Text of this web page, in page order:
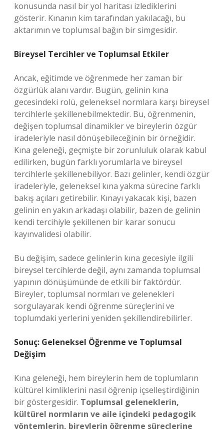
konusunda nasıl bir yol haritası izlediklerini
gösterir. Kınanın kim tarafından yakılacağı, bu
aktarımın ve toplumsal bağın bir simgesidir.
Bireysel Tercihler ve Toplumsal Etkiler
Ancak, eğitimde ve öğrenmede her zaman bir
özgürlük alanı vardır. Bugün, gelinin kına
gecesindeki rolü, geleneksel normlara karşı bireysel
tercihlerle şekillenebilmektedir. Bu, öğrenmenin,
değişen toplumsal dinamikler ve bireylerin özgür
iradeleriyle nasıl dönüşebileceğinin bir örneğidir.
Kına geleneği, geçmişte bir zorunluluk olarak kabul
edilirken, bugün farklı yorumlarla ve bireysel
tercihlerle şekillenebiliyor. Bazı gelinler, kendi özgür
iradeleriyle, geleneksel kına yakma sürecine farklı
bakış açıları getirebilir. Kınayı yakacak kişi, bazen
gelinin en yakın arkadaşı olabilir, bazen de gelinin
kendi tercihiyle şekillenen bir karar sonucu
kayınvalidesi olabilir.
Bu değişim, sadece gelinlerin kına gecesiyle ilgili
bireysel tercihlerde değil, aynı zamanda toplumsal
yapının dönüşümünde de etkili bir faktördür.
Bireyler, toplumsal normları ve gelenekleri
sorgulayarak kendi öğrenme süreçlerini ve
toplumdaki yerlerini yeniden şekillendirebilirler.
Sonuç: Geleneksel Öğrenme ve Toplumsal
Değişim
Kına geleneği, hem bireylerin hem de toplumların
kültürel kimliklerini nasıl öğrenip içselleştirdiğinin
bir göstergesidir. Toplumsal geleneklerin,
kültürel normların ve aile içindeki pedagogik
yöntemlerin, bireylerin öğrenme süreçlerine